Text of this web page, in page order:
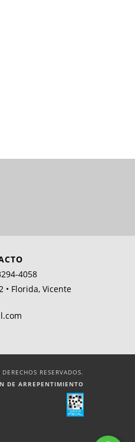
4058
• Florida, Vicente
RESERVADOS.
DE ARREPENTIMIENTO